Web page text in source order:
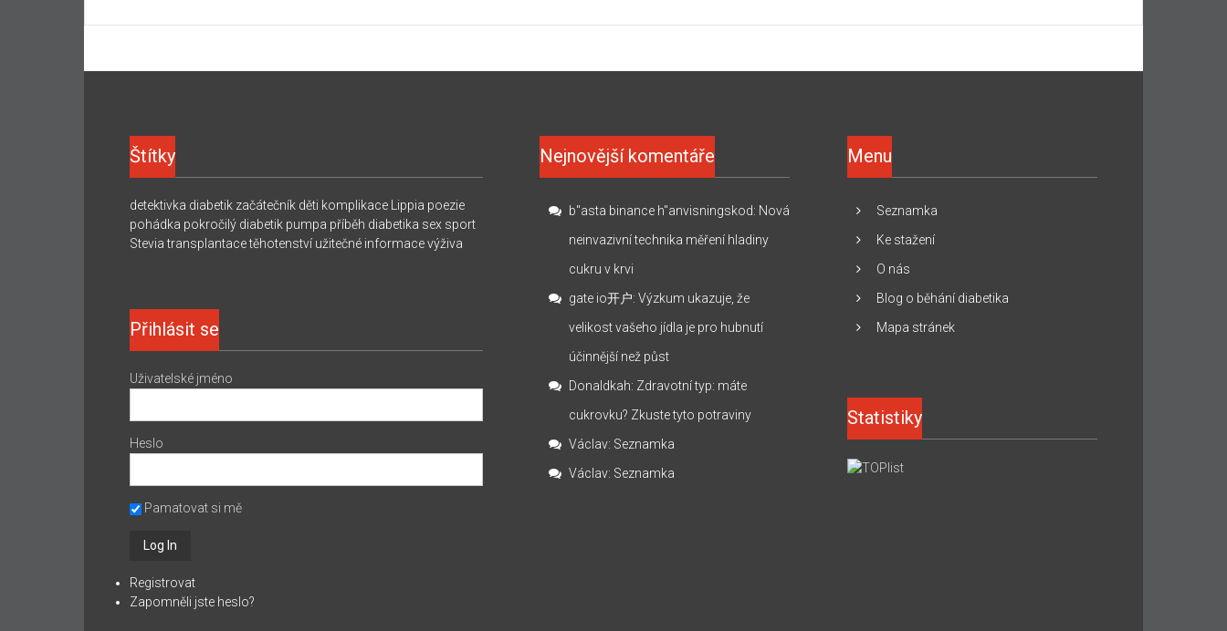
Štítky
detektivka diabetik začátečník děti komplikace Lippia poezie
pohádka pokročilý diabetik pumpa příběh diabetika sex sport
Stevia transplantace těhotenství užitečné informace výživa
Přihlásit se
Uživatelské jméno
Heslo
Pamatovat si mě
Registrovat
Zapomněli jste heslo?
Nejnovější komentáře
b"asta binance h"anvisningskod: Nová
neinvazivní technika měření hladiny
cukru v krvi
gate io开户:Výzkum ukazuje, že
velikost vašeho jídla je pro hubnutí
účinnější než půst
Donaldkah: Zdravotní typ: máte
cukrovku? Zkuste tyto potraviny
Václav: Seznamka
Václav: Seznamka
Menu
Seznamka
Ke stažení
O nás
Blog o běhání diabetika
Mapa stránek
Statistiky